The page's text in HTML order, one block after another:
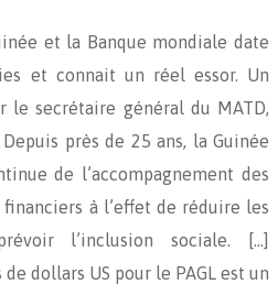
et la Banque mondiale date
et connait un réel essor. Un
secrétaire général du MATD,
près de 25 ans, la Guinée
de l’accompagnement des
à l’effet de réduire les
l’inclusion sociale. […]
dollars US pour le PAGL est un